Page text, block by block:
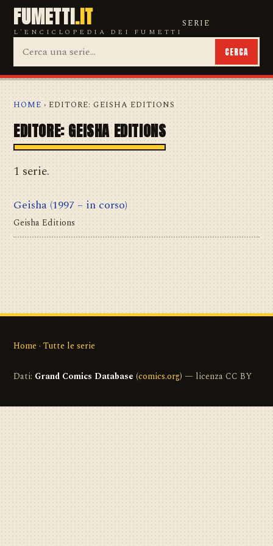
FUMETTI.IT
L'ENCICLOPEDIA DEI FUMETTI
SERIE
CERCA
HOME › EDITORE: GEISHA EDITIONS
EDITORE: GEISHA EDITIONS
1 serie.
Geisha (1997 – in corso)
Geisha Editions
Home · Tutte le serie
Dati: Grand Comics Database (comics.org) — licenza CC BY